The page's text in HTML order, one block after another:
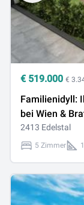
€ 519.000 €
Familienidyll:
bei Wien &
2413 Edelstal
5 Zimmer